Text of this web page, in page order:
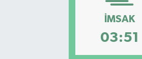
İMSAK
03:51